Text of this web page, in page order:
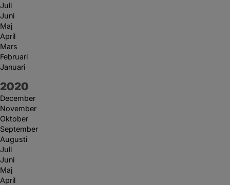
Juli
Juni
Maj
April
Mars
Februari
Januari
År:
2020
December
November
Oktober
September
Augusti
Juli
Juni
Maj
April